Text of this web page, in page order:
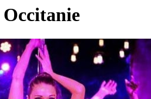
Occitanie